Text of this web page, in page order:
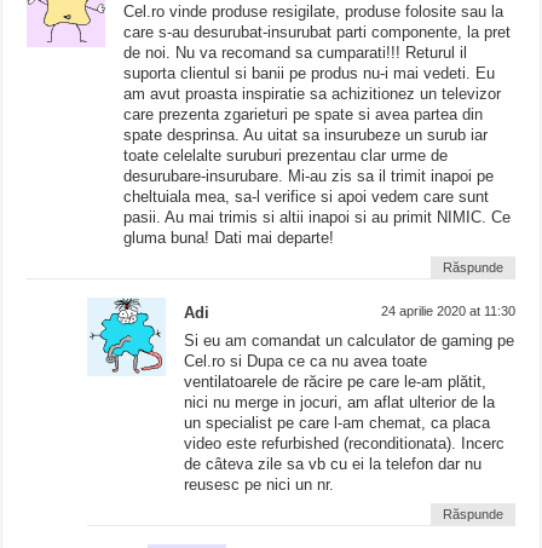
Cel.ro vinde produse resigilate, produse folosite sau la
care s-au desurubat-insurubat parti componente, la pret
de noi. Nu va recomand sa cumparati!!! Returul il
suporta clientul si banii pe produs nu-i mai vedeti. Eu
am avut proasta inspiratie sa achizitionez un televizor
care prezenta zgarieturi pe spate si avea partea din
spate desprinsa. Au uitat sa insurubeze un surub iar
toate celelalte suruburi prezentau clar urme de
desurubare-insurubare. Mi-au zis sa il trimit inapoi pe
cheltuiala mea, sa-l verifice si apoi vedem care sunt
pasii. Au mai trimis si altii inapoi si au primit NIMIC. Ce
gluma buna! Dati mai departe!
Răspunde
Adi 24 aprilie 2020 at 11:30
Si eu am comandat un calculator de gaming pe
Cel.ro si Dupa ce ca nu avea toate
ventilatoarele de răcire pe care le-am plătit,
nici nu merge in jocuri, am aflat ulterior de la
un specialist pe care l-am chemat, ca placa
video este refurbished (reconditionata). Incerc
de câteva zile sa vb cu ei la telefon dar nu
reusesc pe nici un nr.
Răspunde